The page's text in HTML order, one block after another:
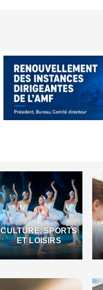
CULTURE, SPORTS
ET LOISIRS